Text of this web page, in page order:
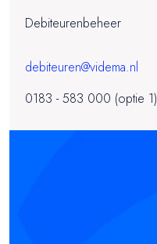
Debiteurenbeheer
debiteuren@videma.nl
0183 - 583 000 (optie 1)